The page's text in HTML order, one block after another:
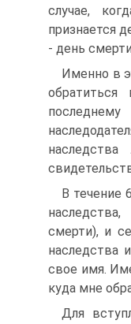
случае,
признается
- день
Именно в
В течение
смерти), и
наследства
свое имя.
куда мне
Для